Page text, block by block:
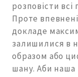
розповісти всі
Проте
докладе
залишилися в
образом або
шану. Аби наша